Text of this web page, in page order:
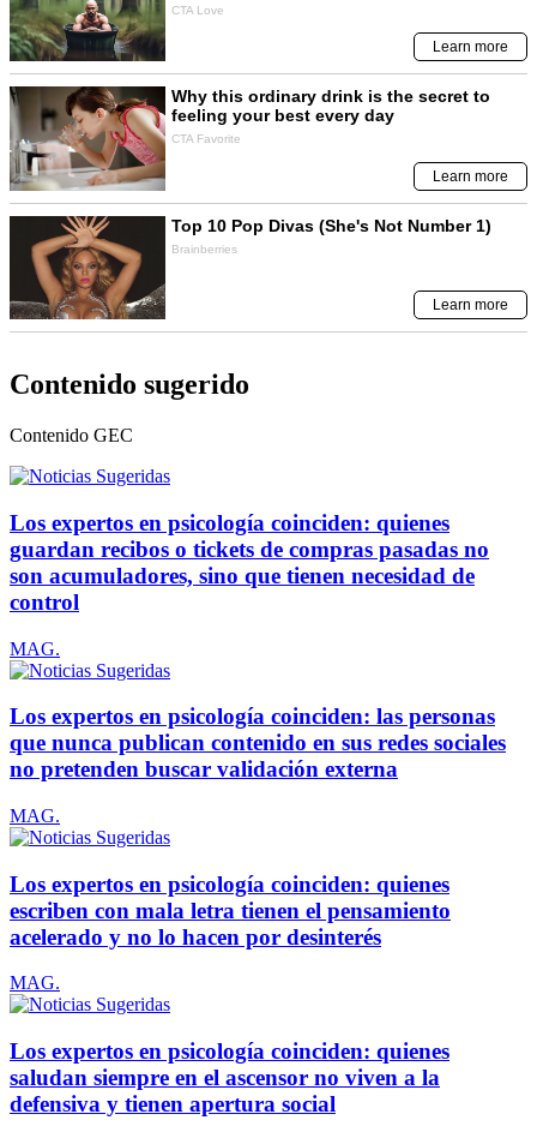
Contenido sugerido
Contenido GEC
Los expertos en psicología coinciden: quienes
guardan recibos o tickets de compras pasadas no
son acumuladores, sino que tienen necesidad de
control
MAG.
Los expertos en psicología coinciden: las personas
que nunca publican contenido en sus redes sociales
no pretenden buscar validación externa
MAG.
Los expertos en psicología coinciden: quienes
escriben con mala letra tienen el pensamiento
acelerado y no lo hacen por desinterés
MAG.
Los expertos en psicología coinciden: quienes
saludan siempre en el ascensor no viven a la
defensiva y tienen apertura social